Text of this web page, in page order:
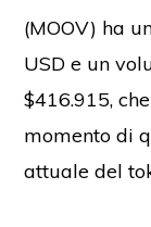
(MOOV) ha
USD e un
$416.915,
momento di
attuale del